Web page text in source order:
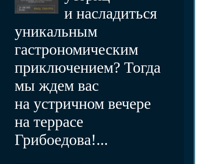
и насладиться
уникальным
гастрономическим
приключением? Тогда
мы ждем вас
на устричном вечере
на террасе
Грибоедова!...